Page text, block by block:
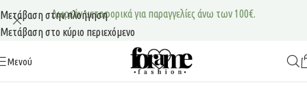
Μετάβαση στην πλοήγηση
Μετάβαση στο κύριο περιεχόμενο
Δωρεάν μεταφορικά για παραγγελίες άνω των 100€.
Μενού